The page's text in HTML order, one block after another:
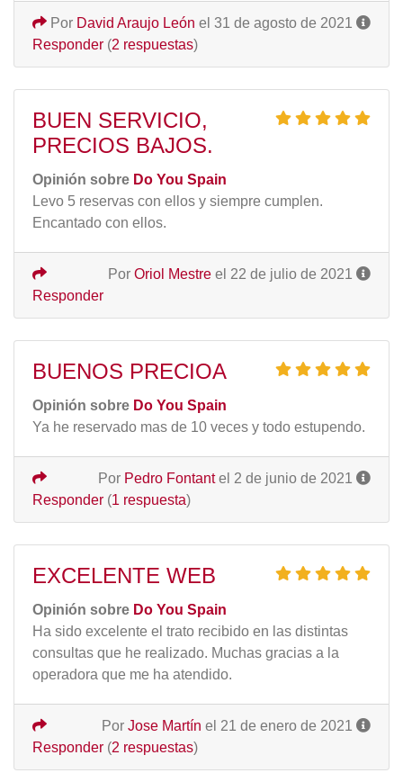
Por David Araujo León el 31 de agosto de 2021
Responder (2 respuestas)
BUEN SERVICIO,
PRECIOS BAJOS.
Opinión sobre Do You Spain
Levo 5 reservas con ellos y siempre cumplen.
Encantado con ellos.
Por Oriol Mestre el 22 de julio de 2021
Responder
BUENOS PRECIOA
Opinión sobre Do You Spain
Ya he reservado mas de 10 veces y todo estupendo.
Por Pedro Fontantel 2 de junio de 2021
Responder (1 respuesta)
EXCELENTE WEB
Opinión sobre Do You Spain
Ha sido excelente el trato recibido en las distintas
consultas que he realizado. Muchas gracias a la
operadora que me ha atendido.
Por Jose Martín el 21 de enero de 2021
Responder (2 respuestas)